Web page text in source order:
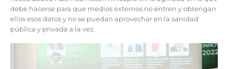
debe hacerse para que medios externos no entren y obtengan
ellos esos datos y no se puedan aprovechar en la sanidad
pública y privada a la vez.